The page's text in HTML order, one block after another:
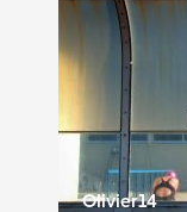
Olivier14